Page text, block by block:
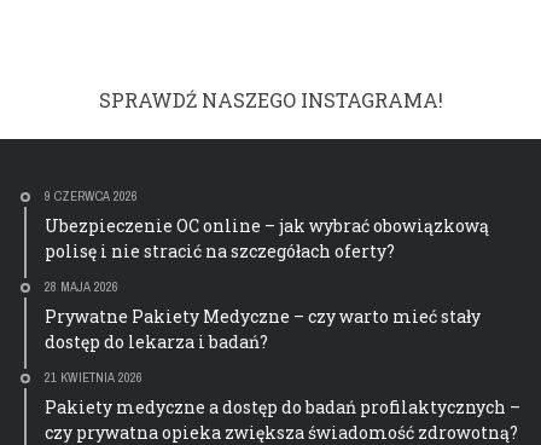
SPRAWDŹ NASZEGO INSTAGRAMA!
9 CZERWCA 2026
Ubezpieczenie OC online – jak wybrać obowiązkową
polisę i nie stracić na szczegółach oferty?
28 MAJA 2026
Prywatne Pakiety Medyczne – czy warto mieć stały
dostęp do lekarza i badań?
21 KWIETNIA 2026
Pakiety medyczne a dostęp do badań profilaktycznych –
czy prywatna opieka zwiększa świadomość zdrowotną?